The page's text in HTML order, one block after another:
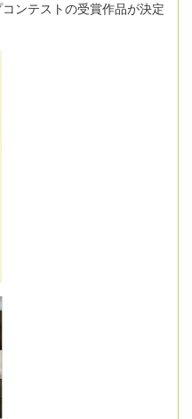
ンテストの受賞作品が決定